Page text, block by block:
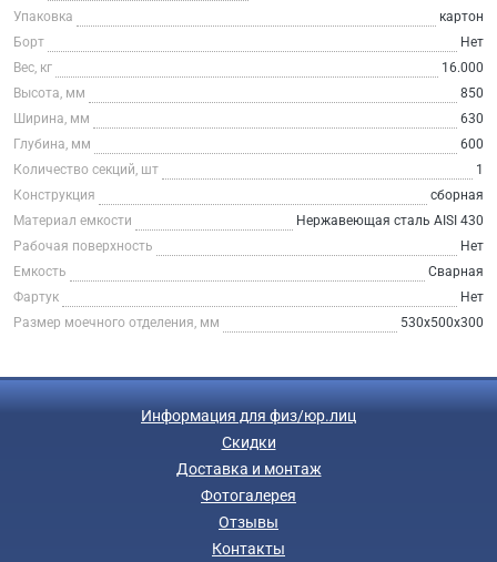
Упаковка
картон
Борт
Нет
Вес, кг
16.000
Высота, мм
850
Ширина, мм
630
Глубина, мм
600
Количество секций, шт
1
Конструкция
сборная
Материал емкости
Нержавеющая сталь AISI 430
Рабочая поверхность
Нет
Емкость
Сварная
Фартук
Нет
Размер моечного отделения, мм
530х500х300
Информация для физ/юр.лиц
Скидки
Доставка и монтаж
Фотогалерея
Отзывы
Контакты